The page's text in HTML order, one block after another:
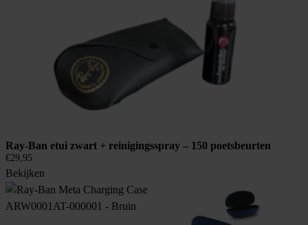
Ray-Ban etui zwart + reinigingsspray – 150 poetsbeurten
€29,95
Bekijken